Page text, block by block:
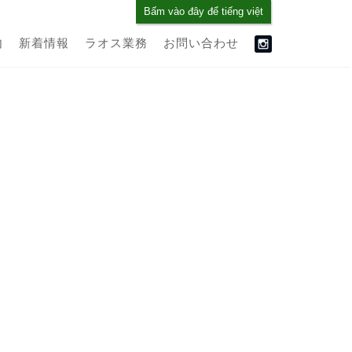
Bấm vào đây để tiếng việt
新着情報 ラオス業務 お問い合わせ